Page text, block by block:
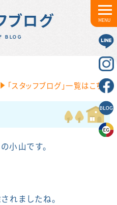
MENU
ブログ
BLOG
「スタッフブログ」一覧はこちら
小山です。
れましたね。